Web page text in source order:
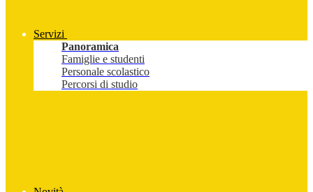
Servizi
Panoramica
Famiglie e studenti
Personale scolastico
Percorsi di studio